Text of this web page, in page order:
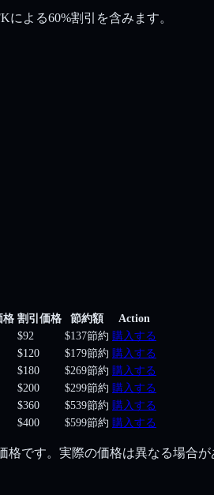
による60%割引を含みます。
格 割引価格 節約額
Action
$92 $137節約 購入する
$120 $179節約 購入する
$180 $269節約 購入する
$200 $299節約 購入する
$360 $539節約 購入する
$400 $599節約 購入する
格です。実際の価格は異なる場合が